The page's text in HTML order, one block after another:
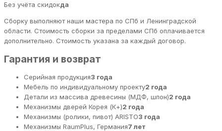
Без учёта скидокда
Сборку выполняют наши мастера по СПб и Ленинградской
области. Стоимость сборки за пределами СПб оплачивается
дополнительно. Стоимость указана за каждый договор.
Гарантия и возврат
Серийная продукция3 года
Мебель по индивидуальному проекту2 года
Детали из массива древесины (МДФ, шпон)2 года
Механизмы дверей Корея (К+)2 года
Механизмы (ролики, пивот) ARISTO3 года
Механизмы RaumPlus, Германия7 лет